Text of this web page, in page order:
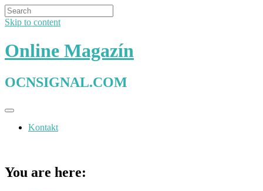
Skip to content
Online Magazín
OCNSIGNAL.COM
Kontakt
You are here: